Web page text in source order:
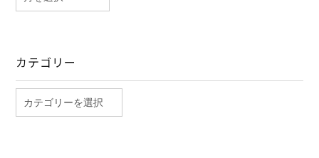
カテゴリー